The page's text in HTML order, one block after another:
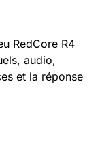
RedCore R4
audio,
et la réponse